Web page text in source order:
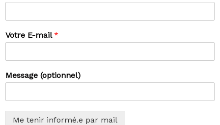
Votre E-mail*
Message (optionnel)
Me tenir informé.e par mail